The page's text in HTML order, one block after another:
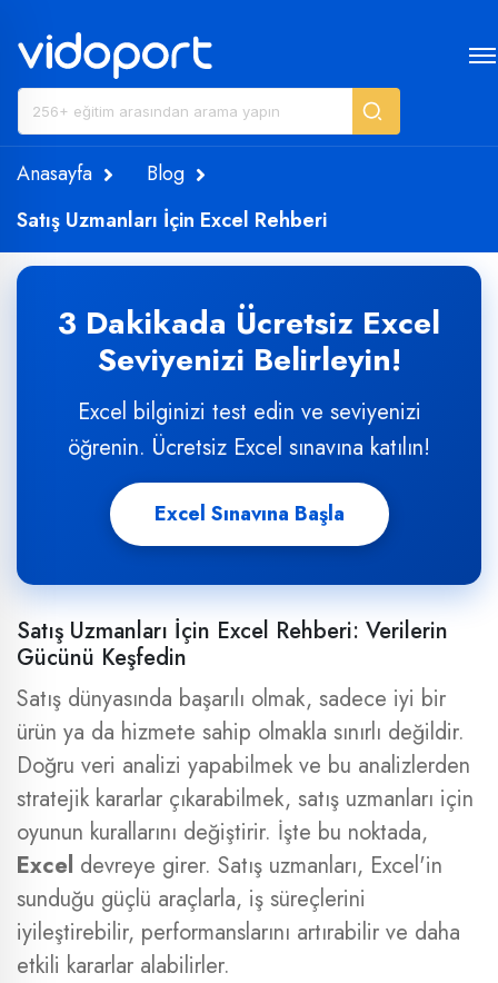
Anasayfa
Blog
Satış Uzmanları İçin Excel Rehberi
3 Dakikada Ücretsiz Excel
Seviyenizi Belirleyin!
Excel bilginizi test edin ve seviyenizi
öğrenin. Ücretsiz Excel sınavına katılın!
Excel Sınavına Başla
Satış Uzmanları İçin Excel Rehberi: Verilerin
Gücünü Keşfedin
Satış dünyasında başarılı olmak, sadece iyi bir
ürün ya da hizmete sahip olmakla sınırlı değildir.
Doğru veri analizi yapabilmek ve bu analizlerden
stratejik kararlar çıkarabilmek, satış uzmanları için
oyunun kurallarını değiştirir. İşte bu noktada,
Excel devreye girer. Satış uzmanları, Excel'in
sunduğu güçlü araçlarla, iş süreçlerini
iyileştirebilir, performanslarını artırabilir ve daha
etkili kararlar alabilirler.